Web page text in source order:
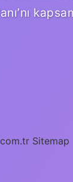
Sitemap